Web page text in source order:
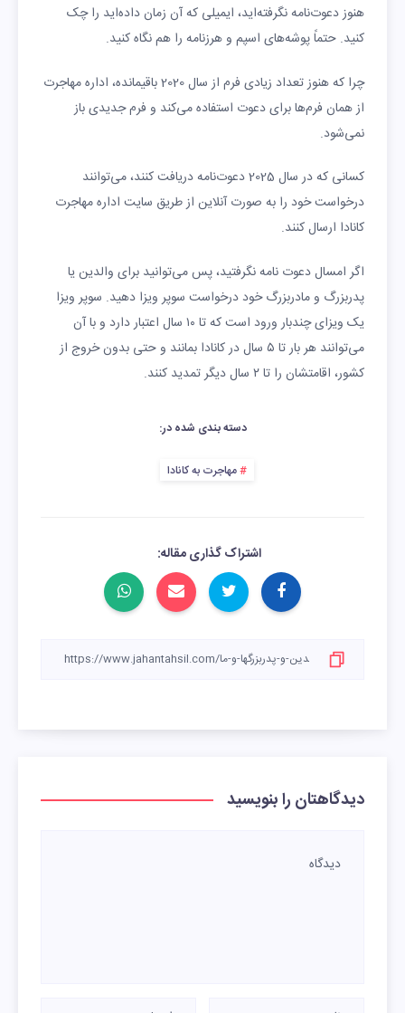
هنوز دعوت‌‌نامه نگرفته‌اید، ایمیلی که آن زمان داده‌اید را چک
کنید. حتماً پوشه‌های اسپم و هرزنامه را هم نگاه کنید.
چرا که هنوز تعداد زیادی فرم از سال 2020 باقیمانده، اداره مهاجرت
از همان فرم‌ها برای دعوت استفاده می‌کند و فرم جدیدی باز
نمی‌شود.
کسانی که در سال 2025 دعوت‌نامه دریافت کنند، می‌توانند
درخواست خود را به‌ صورت آنلاین از طریق سایت اداره مهاجرت
کانادا ارسال کنند.
اگر امسال دعوت‌ نامه نگرفتید، پس می‌توانید برای والدین یا
پدربزرگ و مادربزرگ خود درخواست سوپر ویزا دهید. سوپر ویزا
یک ویزای چندبار ورود است که تا ۱۰ سال اعتبار دارد و با آن
می‌توانند هر بار تا ۵ سال در کانادا بمانند و حتی بدون خروج از
کشور، اقامتشان را تا ۲ سال دیگر تمدید کنند.
دسته بندی شده در:
مهاجرت به کانادا
اشتراک گذاری مقاله:
دیدگاهتان را بنویسید